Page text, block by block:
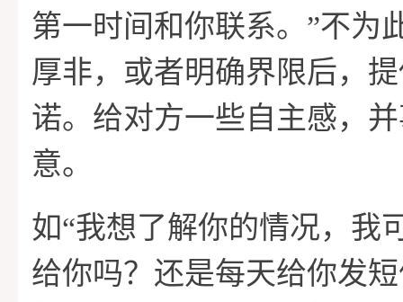
第一时间和你联系。”不为
厚非，或者明确界限后，
诺。给对方一些自主感，
意。
如“我想了解你的情况，我
给你吗？还是每天给你发